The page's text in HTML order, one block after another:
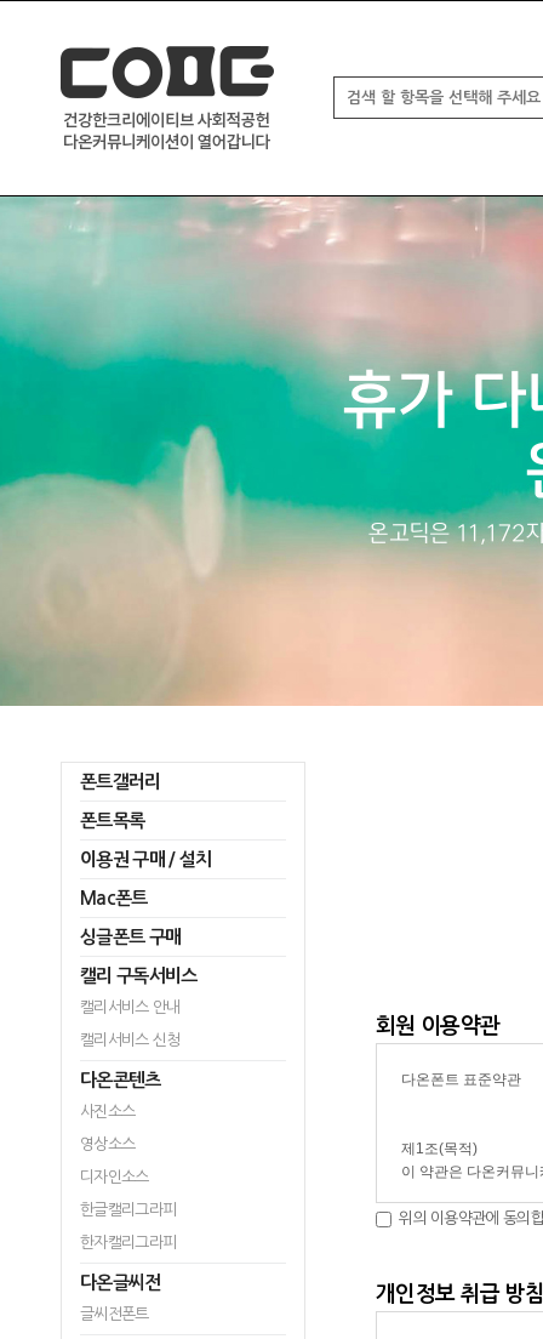
폰트갤러리
폰트목록
이용권 구매 / 설치
Mac폰트
싱글폰트 구매
캘리 구독서비스
캘리서비스 안내
캘리서비스 신청
다온콘텐츠
사진소스
영상소스
디자인소스
한글캘리그라피
한자캘리그라피
다온글씨전
글씨전폰트
회원 이용약관
위의 이용약관에 동의
개인정보 취급 방